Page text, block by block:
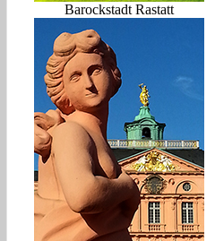
Barockstadt Rastatt